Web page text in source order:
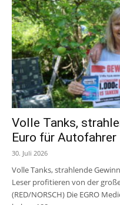
Volle Tanks,
Euro für Autofahrer
30. Juli 2026
Volle Tanks, strahlende
Leser profitieren von der
(RED/NORSCH) Die EGRO